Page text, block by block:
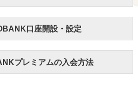
口座開設・設定
プレミアムの入会方法